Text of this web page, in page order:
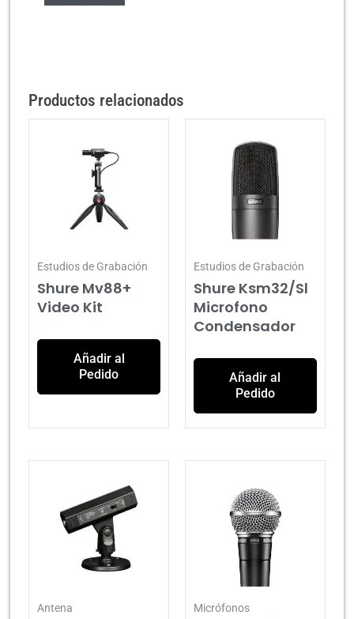
Productos relacionados
Estudios de Grabación
Shure Mv88+
Video Kit
Añadir al
Pedido
Estudios de Grabación
Shure Ksm32/Sl
Microfono
Condensador
Añadir al
Pedido
Antena Micrófonos